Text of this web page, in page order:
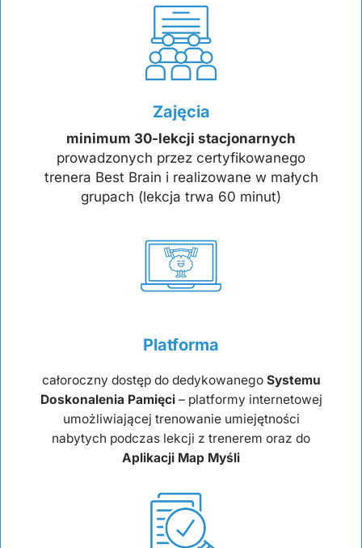
Zajęcia
minimum 30-lekcji stacjonarnych
prowadzonych przez certyfikowanego
trenera Best Brain i realizowane w małych
grupach (lekcja trwa 60 minut)
Platforma
całoroczny dostęp do dedykowanego Systemu
Doskonalenia Pamięci– platformy internetowej
umożliwiającej trenowanie umiejętności
nabytych podczas lekcji z trenerem oraz do
Aplikacji Map Myśli